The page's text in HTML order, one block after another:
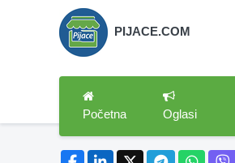
PIJACE.COM
Početna Oglasi